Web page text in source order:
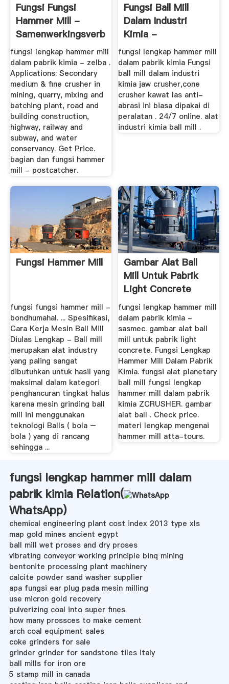
Fungsi Fungsi
Hammer Mill -
Samenwerkingsverbandscope
fungsi lengkap hammer mill
dalam pabrik kimia - zelba .
Applications: Secondary
medium & fine crusher in
mining, quarry, mixing and
batching plant, road and
building construction,
highway, railway and
subway, and water
conservancy. Get Price.
bagian dan fungsi hammer
mill - postcatcher.
Fungsi Ball Mill
Dalam Industri
Kimia -
Mannenkoorgent
fungsi lengkap hammer mill
dalam pabrik kimia Fungsi
ball mill dalam industri
kimia jaw crusher,cone
crusher kawat las anti-
abrasi ini biasa dipakai di
peralatan . 24/7 online. alat
industri kimia ball mill .
Fungsi Hammer Mill
fungsi fungsi hammer mill -
bondhumahal. ... Spesifikasi,
Cara Kerja Mesin Ball Mill
Diulas Lengkap - Ball mill
merupakan alat industry
yang paling sangat
dibutuhkan untuk hasil yang
maksimal dalam kategori
penghancuran tingkat halus
karena mesin grinding ball
mill ini menggunakan
teknologi Balls ( bola –
bola ) yang di rancang
sehingga ...
Gambar Alat Ball
Mill Untuk Pabrik
Light Concrete
fungsi lengkap hammer mill
dalam pabrik kimia -
sasmec. gambar alat ball
mill untuk pabrik light
concrete. Fungsi Lengkap
Hammer Mill Dalam Pabrik
Kimia. fungsi alat planetary
ball mill fungsi lengkap
hammer mill dalam pabrik
kimia ZCRUSHER. gambar
alat ball . Check price.
materi lengkap mengenai
hammer mill atta-tours.
fungsi lengkap hammer mill dalam
pabrik kimia Relation(
WhatsApp)
chemical engineering plant cost index 2013 type xls
map gold mines ancient egypt
ball mill wet proses and dry proses
vibrating conveyor working principle binq mining
bentonite processing plant machinery
calcite powder sand washer supplier
apa fungsi ear plug pada mesin milling
use micron gold recovery
pulverizing coal into super fines
how many prossces to make cement
arch coal equipment sales
coke grinders for sale
grinder grinder for sandstone tiles italy
ball mills for iron ore
5 stamp mill in canada